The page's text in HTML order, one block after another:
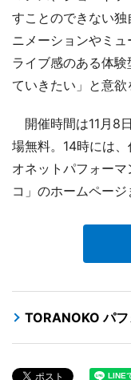
すことのできない
ニメーションやミュ
ライブ感のある体
ていきたい」と意欲
開催時間は11月8
場無料。14時には
オネットパフォー
コ」のホームページ
TORANOKO パ